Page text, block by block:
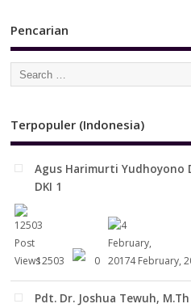
Pencarian
Terpopuler (Indonesia)
Agus Harimurti Yudhoyono
DKI 1
12503 0 4 February,
Pdt. Dr. Joshua Tewuh,